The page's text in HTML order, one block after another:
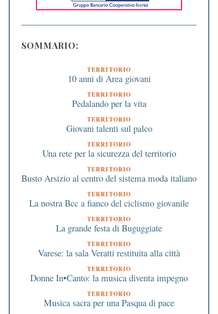
SOMMARIO:
TERRITORIO
10 anni di Area giovani
TERRITORIO
Pedalando per la vita
TERRITORIO
Giovani talenti sul palco
TERRITORIO
Una rete per la sicurezza del territorio
TERRITORIO
Busto Arsizio al centro del sistema moda italiano
TERRITORIO
La nostra Bcc a fianco del ciclismo giovanile
TERRITORIO
La grande festa di Buguggiate
TERRITORIO
Varese: la sala Veratti restituita alla città
TERRITORIO
Donne In•Canto: la musica diventa impegno
TERRITORIO
Musica sacra per una Pasqua di pace